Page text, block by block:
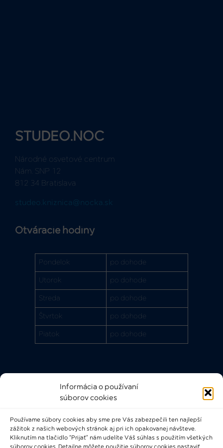
Informácia o používaní
súborov cookies
Používame súbory cookies aby sme pre Vás zabezpečili ten najlepší
zážitok z našich webových stránok aj pri ich opakovanej návšteve.
Kliknutím na tlačidlo “Prijať” nám udelíte Váš súhlas s použitím všetkých
STUDEO.NOC
Národné osvetové centrum
Nám. SNP 12
812 34 Bratislava
studeo.kniznica@nocka.sk
Otváracie hodiny
Pondelok po dohode
Utorok po dohode
Streda po dohode
Štvrtok po dohode
Piatok po dohode
Rýchle odkazy
Bádateľský poriadok
Knižničný a výpožičný poriadok